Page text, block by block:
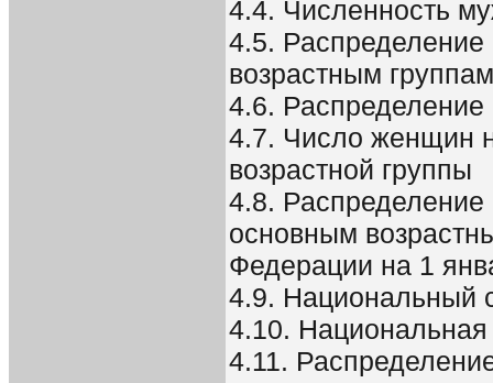
4.4. Численность
4.5.
возрастным
4.6. Распределение
4.7. Число женщин
возрастной группы
4.8. Распределение
основным
Федерации на 1
4.9. Национальный
4.10. Национальная
4.11.